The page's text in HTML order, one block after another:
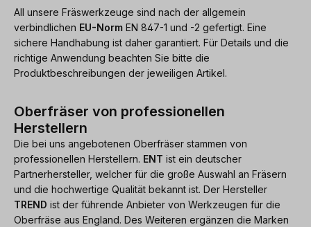
All unsere Fräswerkzeuge sind nach der allgemein
verbindlichen EU-Norm EN 847-1 und -2 gefertigt. Eine
sichere Handhabung ist daher garantiert. Für Details und die
richtige Anwendung beachten Sie bitte die
Produktbeschreibungen der jeweiligen Artikel.
Oberfräser von professionellen
Herstellern
Die bei uns angebotenen Oberfräser stammen von
professionellen Herstellern. ENT ist ein deutscher
Partnerhersteller, welcher für die große Auswahl an Fräsern
und die hochwertige Qualität bekannt ist. Der Hersteller
TREND ist der führende Anbieter von Werkzeugen für die
Oberfräse aus England. Des Weiteren ergänzen die Marken